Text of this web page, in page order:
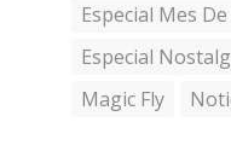
Especial Mes
Especial
Magic Fly